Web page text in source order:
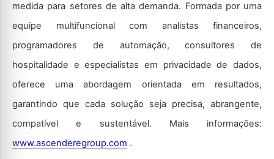
medida para setores de alta demanda. Formada por uma
equipe multifuncional com analistas financeiros,
programadores de automação, consultores de
hospitalidade e especialistas em privacidade de dados,
oferece uma abordagem orientada em resultados,
garantindo que cada solução seja precisa, abrangente,
compatível e sustentável. Mais informações:
www.ascenderegroup.com .